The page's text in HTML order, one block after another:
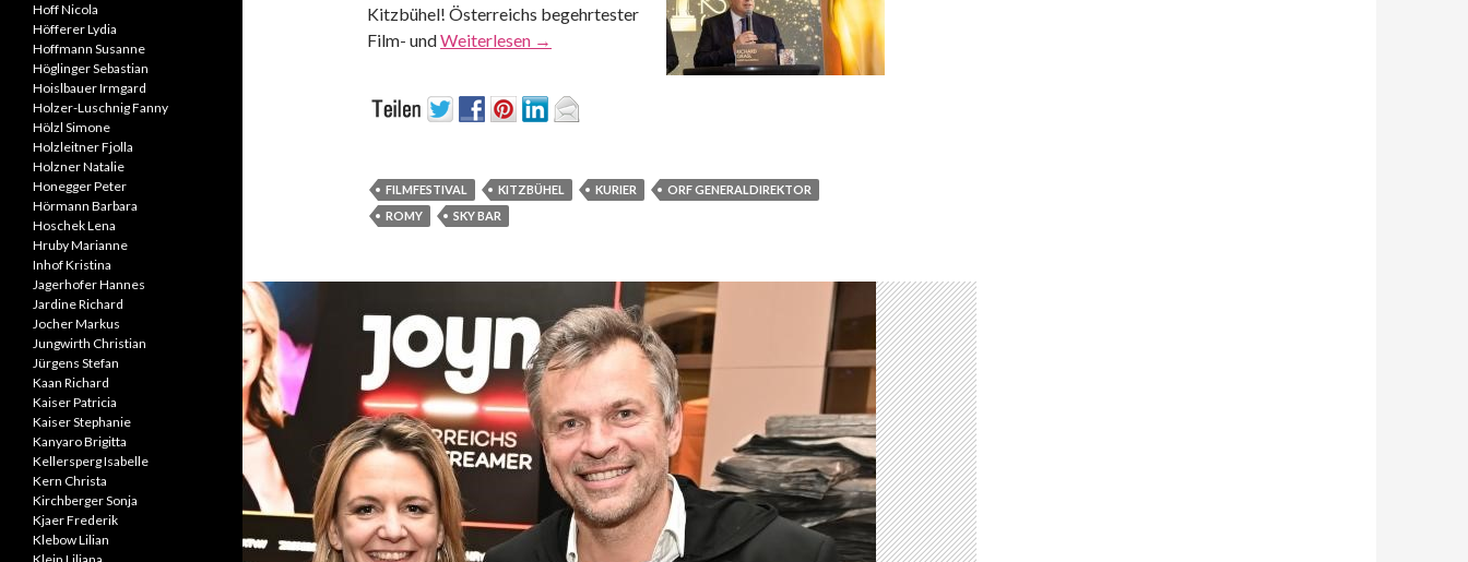
Kitzbühel! Österreichs begehrtester
Film- undWeiterlesen →
FILMFESTIVAL KITZBÜHEL KURIER
ORF GENERALDIREKTOR
ROMY
SKY BAR
Hoff Nicola
Höfferer Lydia
Hoffmann Susanne
Höglinger Sebastian
Hoislbauer Irmgard
Holzer-Luschnig Fanny
Hölzl Simone
Holzleitner Fjolla
Holzner Natalie
Honegger Peter
Hörmann Barbara
Hoschek Lena
Hruby Marianne
Inhof Kristina
Jagerhofer Hannes
Jardine Richard
Jocher Markus
Jungwirth Christian
Jürgens Stefan
Kaan Richard
Kaiser Patricia
Kaiser Stephanie
Kanyaro Brigitta
Kellersperg Isabelle
Kern Christa
Kirchberger Sonja
Kjaer Frederik
Klebow Lilian